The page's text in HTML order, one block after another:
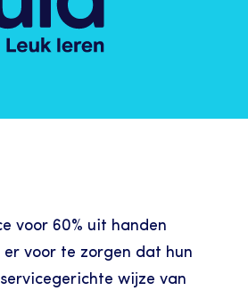
voor 60% uit handen
voor te zorgen dat hun
wijze van